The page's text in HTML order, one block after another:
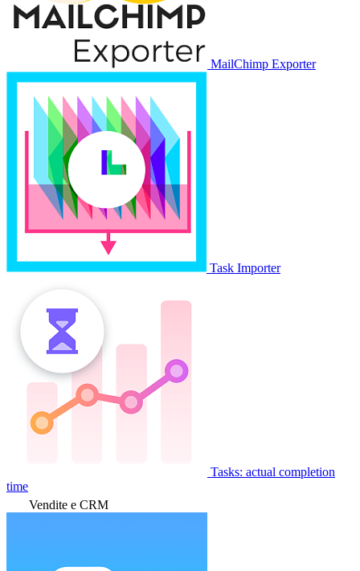
MailChimp Exporter
Task Importer
Tasks: actual completion
time
Vendite e CRM